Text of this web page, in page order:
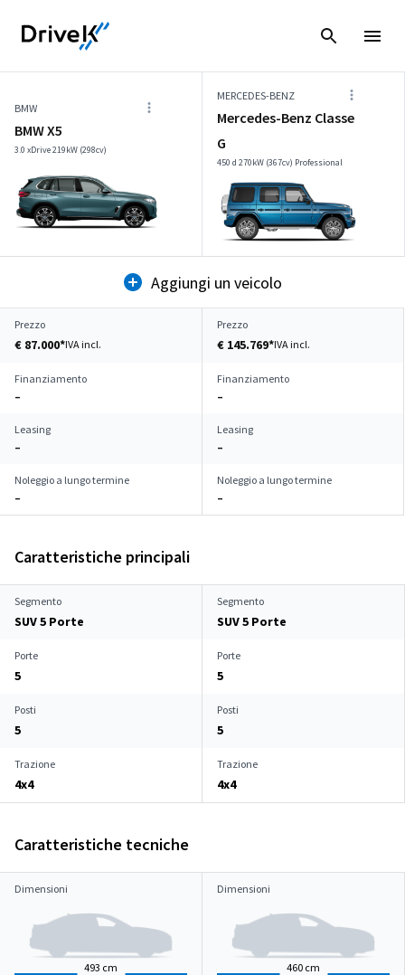
BMW
BMW X5
3.0 xDrive 219kW (298cv)
MERCEDES-BENZ
Mercedes-Benz Classe
G
450 d 270kW (367cv) Professional
Aggiungi un veicolo
Prezzo
€ 87.000*IVA incl.
Prezzo
€ 145.769*IVA incl.
Finanziamento
–
Finanziamento
–
Leasing
–
Leasing
–
Noleggio a lungo termine
–
Noleggio a lungo termine
–
Caratteristiche principali
Segmento
SUV 5 Porte
Segmento
SUV 5 Porte
Porte
5
Porte
5
Posti
5
Posti
5
Trazione
4x4
Trazione
4x4
Caratteristiche tecniche
Dimensioni
493 cm
Dimensioni
460 cm